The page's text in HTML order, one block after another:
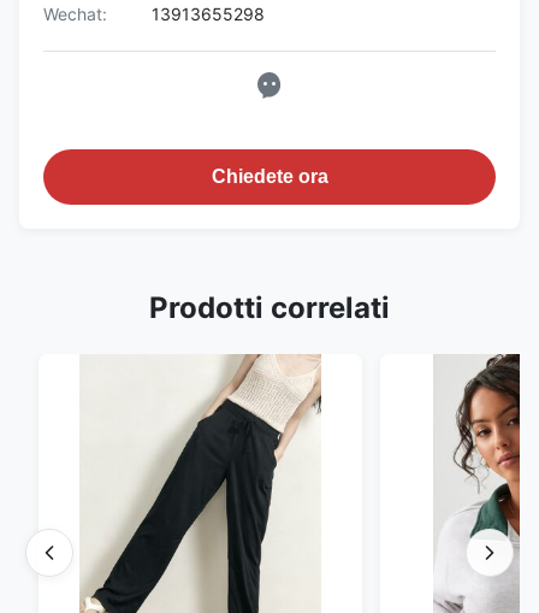
Wechat:
13913655298
Chiedete ora
Prodotti correlati